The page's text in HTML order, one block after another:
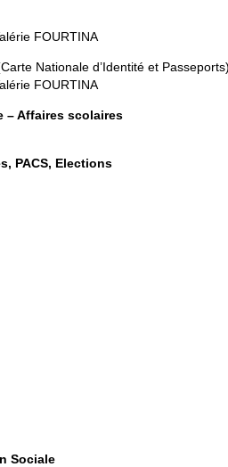
FOURTINA
Nationale d’Identité et Passeports)
FOURTINA
– Affaires scolaires
PACS, Elections
Sociale